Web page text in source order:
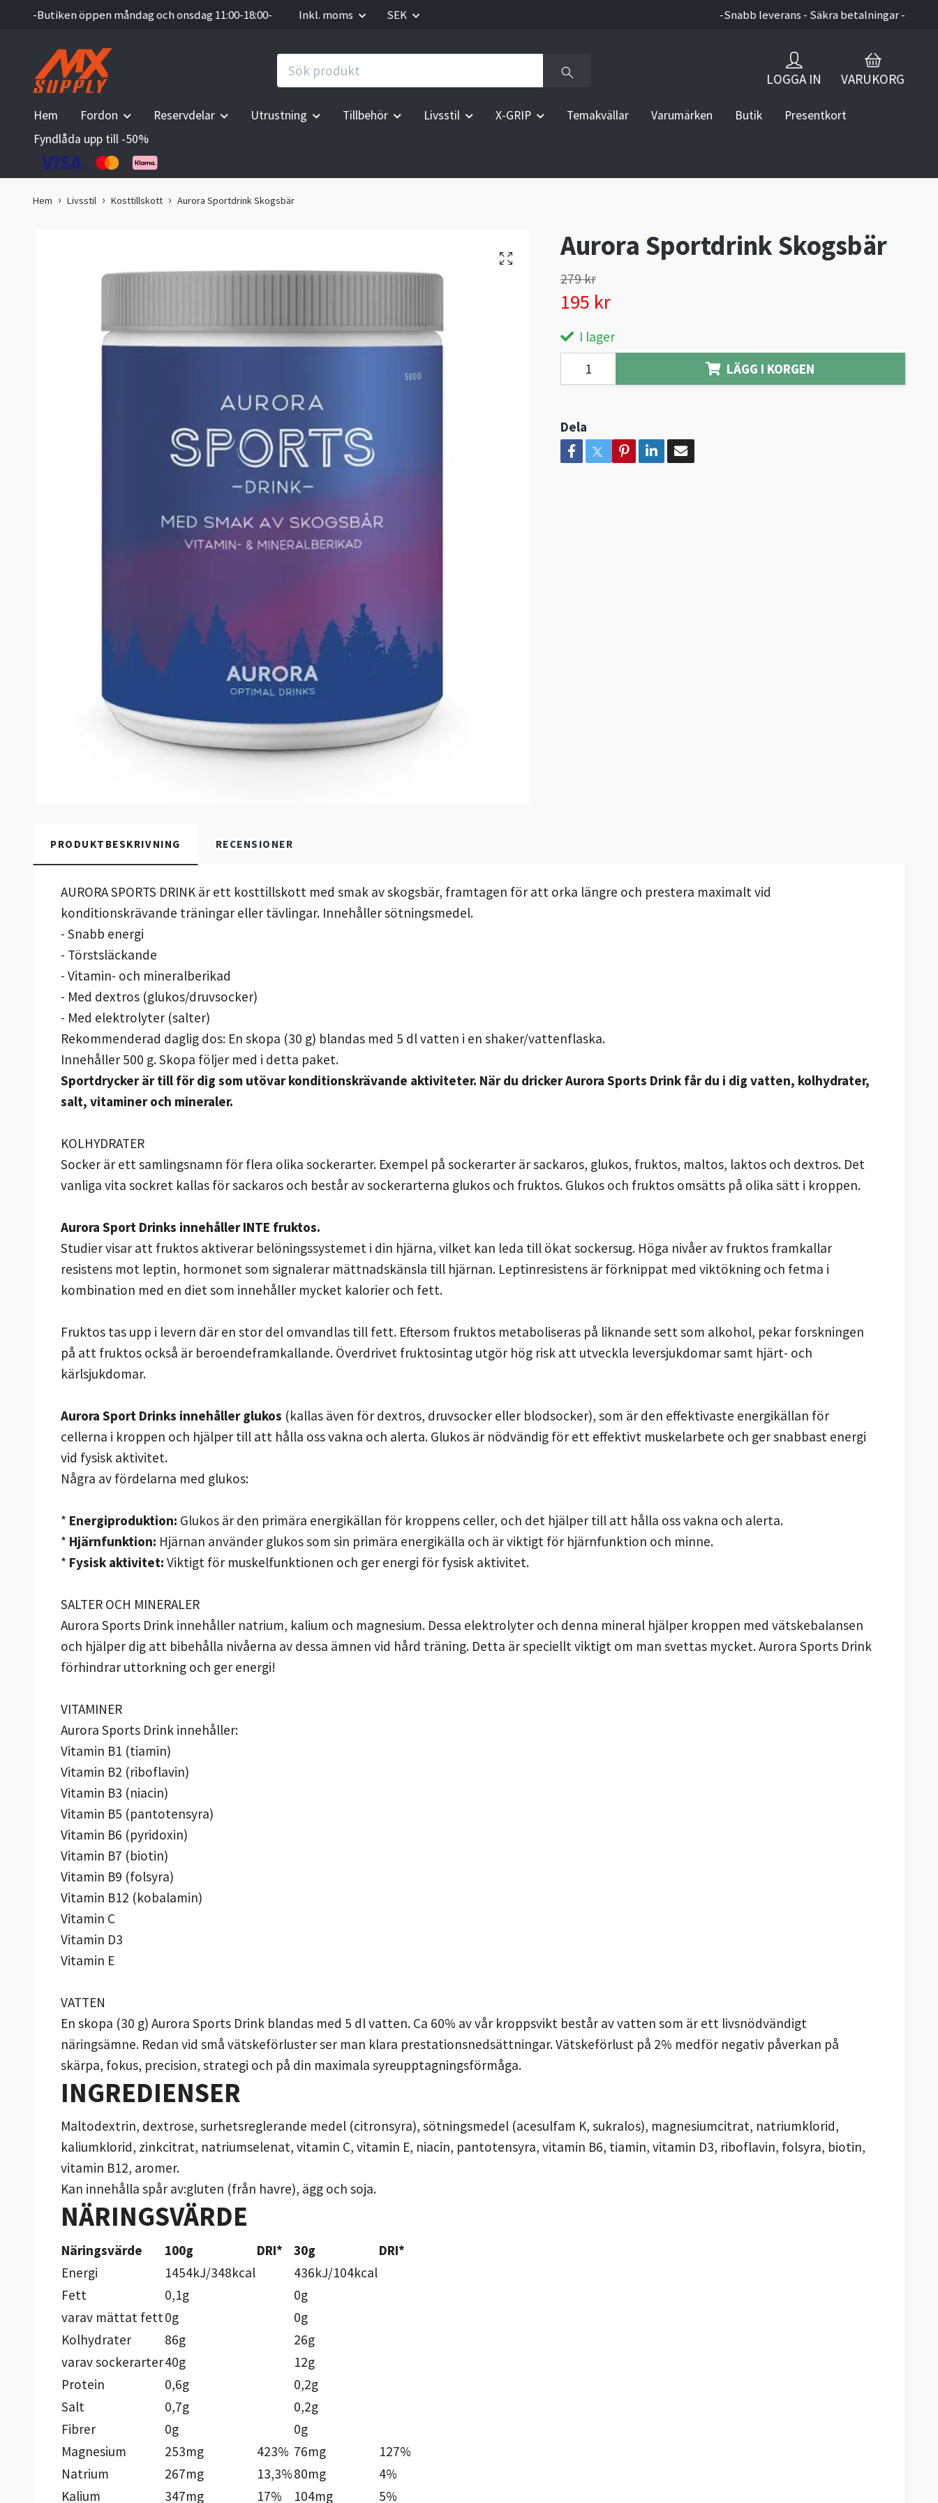
-Butiken öppen måndag och onsdag 11:00-18:00- Inkl. moms SEK -Snabb leverans - Säkra betalningar -
LOGGA IN VARUKORG
Hem Fordon Reservdelar Utrustning Tillbehör Livsstil X-GRIP Temakvällar Varumärken Butik
Presentkort
Fyndlåda upp till -50%
Hem Livsstil Kosttillskott Aurora Sportdrink Skogsbär
Aurora Sportdrink Skogsbär
279 kr
195 kr
I lager
LÄGG I KORGEN
Dela
PRODUKTBESKRIVNING RECENSIONER
AURORA SPORTS DRINK är ett kosttillskott med smak av skogsbär, framtagen för att orka längre och prestera maximalt vid
konditionskrävande träningar eller tävlingar. Innehåller sötningsmedel.
- Snabb energi
- Törstsläckande
- Vitamin- och mineralberikad
- Med dextros (glukos/druvsocker)
- Med elektrolyter (salter)
Rekommenderad daglig dos: En skopa (30 g) blandas med 5 dl vatten i en shaker/vattenflaska.
Innehåller 500 g. Skopa följer med i detta paket.
Sportdrycker är till för dig som utövar konditionskrävande aktiviteter. När du dricker Aurora Sports Drink får du i dig vatten, kolhydrater,
salt, vitaminer och mineraler.
KOLHYDRATER
Socker är ett samlingsnamn för flera olika sockerarter. Exempel på sockerarter är sackaros, glukos, fruktos, maltos, laktos och dextros. Det
vanliga vita sockret kallas för sackaros och består av sockerarterna glukos och fruktos. Glukos och fruktos omsätts på olika sätt i kroppen.
Aurora Sport Drinks innehåller INTE fruktos.
Studier visar att fruktos aktiverar belöningssystemet i din hjärna, vilket kan leda till ökat sockersug. Höga nivåer av fruktos framkallar
resistens mot leptin, hormonet som signalerar mättnadskänsla till hjärnan. Leptinresistens är förknippat med viktökning och fetma i
kombination med en diet som innehåller mycket kalorier och fett.
Fruktos tas upp i levern där en stor del omvandlas till fett. Eftersom fruktos metaboliseras på liknande sett som alkohol, pekar forskningen
på att fruktos också är beroendeframkallande. Överdrivet fruktosintag utgör hög risk att utveckla leversjukdomar samt hjärt- och
kärlsjukdomar.
Aurora Sport Drinks innehåller glukos (kallas även för dextros, druvsocker eller blodsocker), som är den effektivaste energikällan för
cellerna i kroppen och hjälper till att hålla oss vakna och alerta. Glukos är nödvändig för ett effektivt muskelarbete och ger snabbast energi
vid fysisk aktivitet.
Några av fördelarna med glukos:
* Energiproduktion: Glukos är den primära energikällan för kroppens celler, och det hjälper till att hålla oss vakna och alerta.
* Hjärnfunktion: Hjärnan använder glukos som sin primära energikälla och är viktigt för hjärnfunktion och minne.
* Fysisk aktivitet: Viktigt för muskelfunktionen och ger energi för fysisk aktivitet.
SALTER OCH MINERALER
Aurora Sports Drink innehåller natrium, kalium och magnesium. Dessa elektrolyter och denna mineral hjälper kroppen med vätskebalansen
och hjälper dig att bibehålla nivåerna av dessa ämnen vid hård träning. Detta är speciellt viktigt om man svettas mycket. Aurora Sports Drink
förhindrar uttorkning och ger energi!
VITAMINER
Aurora Sports Drink innehåller:
Vitamin B1 (tiamin)
Vitamin B2 (riboflavin)
Vitamin B3 (niacin)
Vitamin B5 (pantotensyra)
Vitamin B6 (pyridoxin)
Vitamin B7 (biotin)
Vitamin B9 (folsyra)
Vitamin B12 (kobalamin)
Vitamin C
Vitamin D3
Vitamin E
VATTEN
En skopa (30 g) Aurora Sports Drink blandas med 5 dl vatten. Ca 60% av vår kroppsvikt består av vatten som är ett livsnödvändigt
näringsämne. Redan vid små vätskeförluster ser man klara prestationsnedsättningar. Vätskeförlust på 2% medför negativ påverkan på
skärpa, fokus, precision, strategi och på din maximala syreupptagningsförmåga.
INGREDIENSER
Maltodextrin, dextrose, surhetsreglerande medel (citronsyra), sötningsmedel (acesulfam K, sukralos), magnesiumcitrat, natriumklorid,
kaliumklorid, zinkcitrat, natriumselenat, vitamin C, vitamin E, niacin, pantotensyra, vitamin B6, tiamin, vitamin D3, riboflavin, folsyra, biotin,
vitamin B12, aromer.
Kan innehålla spår av:gluten (från havre), ägg och soja.
NÄRINGSVÄRDE
Näringsvärde 100g DRI* 30g
DRI*
Energi
1454kJ/348kcal
436kJ/104kcal
Fett
0,1g
0g
varav mättat fett0g
0g
Kolhydrater
86g
26g
varav sockerarter40g
12g
Protein
0,6g
0,2g
Salt
0,7g
0,2g
Fibrer
0g
0g
Magnesium
253mg 423% 76mg
127%
Natrium
267mg 13,3%80mg
4%
Kalium
347mg 17% 104mg 5%